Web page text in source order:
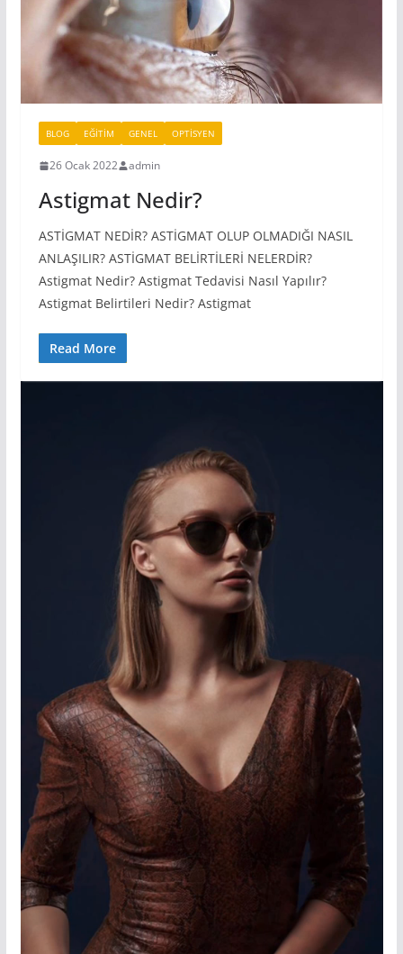
BLOG EĞITIM GENEL OPTISYEN
26 Ocak 2022 admin
Astigmat Nedir?
ASTİGMAT NEDİR? ASTİGMAT OLUP OLMADIĞI NASIL
ANLAŞILIR? ASTİGMAT BELİRTİLERİ NELERDİR?
Astigmat Nedir? Astigmat Tedavisi Nasıl Yapılır?
Astigmat Belirtileri Nedir? Astigmat
Read More